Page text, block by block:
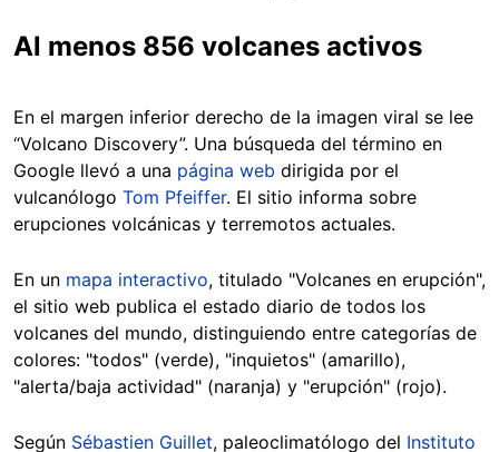
Al menos 856 volcanes activos
En el margen inferior derecho de la imagen viral se lee
“Volcano Discovery”. Una búsqueda del término en
Google llevó a una página web dirigida por el
vulcanólogo Tom Pfeiffer. El sitio informa sobre
erupciones volcánicas y terremotos actuales.
En un mapa interactivo, titulado "Volcanes en erupción",
el sitio web publica el estado diario de todos los
volcanes del mundo, distinguiendo entre categorías de
colores: "todos" (verde), "inquietos" (amarillo),
"alerta/baja actividad" (naranja) y "erupción" (rojo).
Según Sébastien Guillet, paleoclimatólogo del Instituto